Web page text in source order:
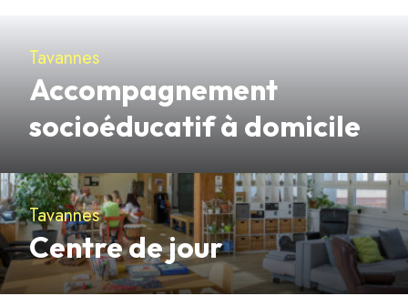
Tavannes
Accompagnement
socioéducatif à domicile
Découvrir
Tavannes
Centre de jour